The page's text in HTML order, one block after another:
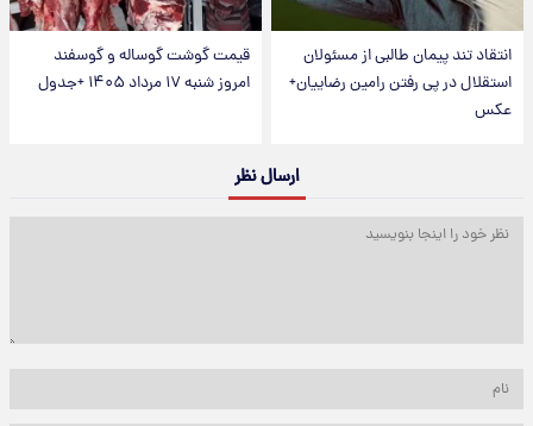
انتقاد تند پیمان طالبی از مسئولان
استقلال در پی رفتن رامین رضاییان+
عکس
قیمت گوشت گوساله و گوسفند
امروز شنبه ۱۷ مرداد ۱۴۰۵ +جدول
ارسال نظر